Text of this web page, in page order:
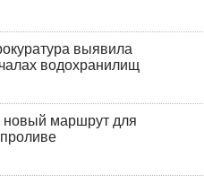
выявила
водохранилищ
новый маршрут для